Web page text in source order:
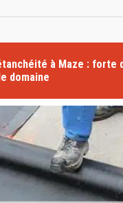
à Maze : forte
domaine